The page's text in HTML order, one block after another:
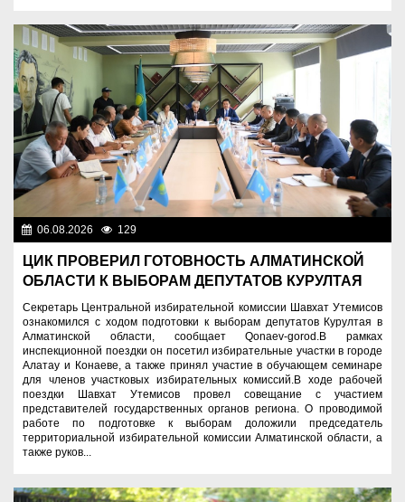
06.08.2026 129
ЦИК ПРОВЕРИЛ ГОТОВНОСТЬ АЛМАТИНСКОЙ
ОБЛАСТИ К ВЫБОРАМ ДЕПУТАТОВ КУРУЛТАЯ
Секретарь Центральной избирательной комиссии Шавхат Утемисов
ознакомился с ходом подготовки к выборам депутатов Курултая в
Алматинской области, сообщает Qonaev-gorod.В рамках
инспекционной поездки он посетил избирательные участки в городе
Алатау и Конаеве, а также принял участие в обучающем семинаре
для членов участковых избирательных комиссий.В ходе рабочей
поездки Шавхат Утемисов провел совещание с участием
представителей государственных органов региона. О проводимой
работе по подготовке к выборам доложили председатель
территориальной избирательной комиссии Алматинской области, а
также руков...